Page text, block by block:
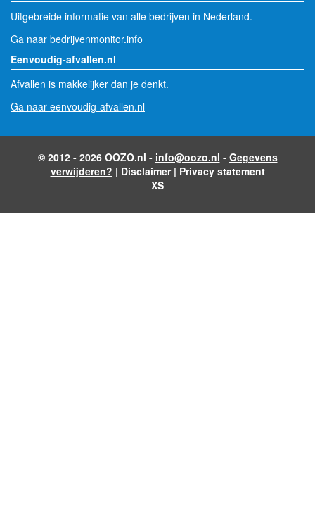
Uitgebreide informatie van alle bedrijven in Nederland.
Ga naar bedrijvenmonitor.info
Eenvoudig-afvallen.nl
Afvallen is makkelijker dan je denkt.
Ga naar eenvoudig-afvallen.nl
© 2012 - 2026 OOZO.nl - info@oozo.nl - Gegevens
verwijderen? | Disclaimer| Privacy statement
XS